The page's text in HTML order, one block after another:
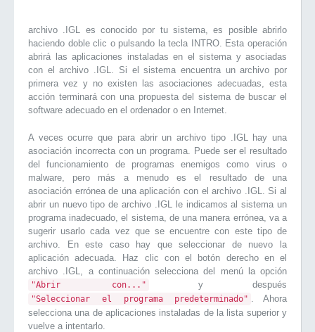
archivo .IGL es conocido por tu sistema, es posible abrirlo
haciendo doble clic o pulsando la tecla INTRO. Esta operación
abrirá las aplicaciones instaladas en el sistema y asociadas
con el archivo .IGL. Si el sistema encuentra un archivo por
primera vez y no existen las asociaciones adecuadas, esta
acción terminará con una propuesta del sistema de buscar el
software adecuado en el ordenador o en Internet.
A veces ocurre que para abrir un archivo tipo .IGL hay una
asociación incorrecta con un programa. Puede ser el resultado
del funcionamiento de programas enemigos como virus o
malware, pero más a menudo es el resultado de una
asociación errónea de una aplicación con el archivo .IGL. Si al
abrir un nuevo tipo de archivo .IGL le indicamos al sistema un
programa inadecuado, el sistema, de una manera errónea, va a
sugerir usarlo cada vez que se encuentre con este tipo de
archivo. En este caso hay que seleccionar de nuevo la
aplicación adecuada. Haz clic con el botón derecho en el
archivo .IGL, a continuación selecciona del menú la opción
"Abrir con..." y después
"Seleccionar el programa predeterminado" . Ahora
selecciona una de aplicaciones instaladas de la lista superior y
vuelve a intentarlo.